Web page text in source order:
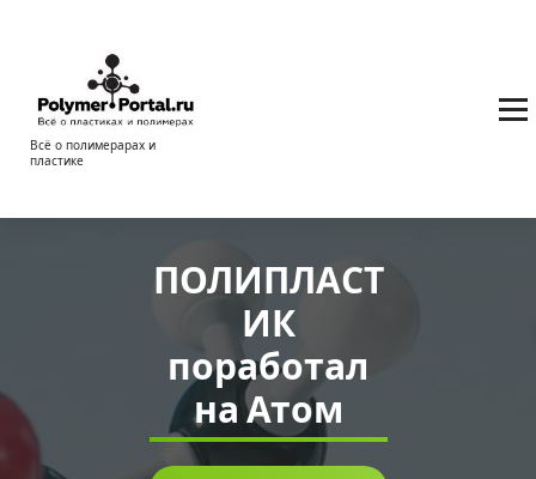
содержимому
Всё о полимерарах и
пластике
ПОЛИПЛАСТ
ИК
поработал
на Атом